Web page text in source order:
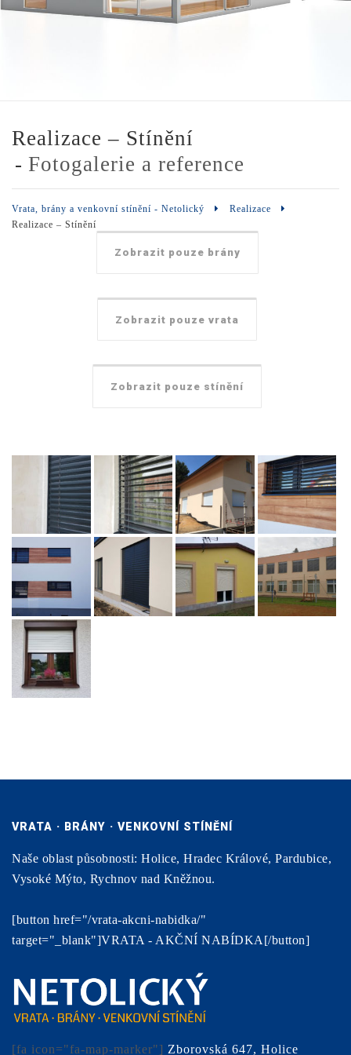
Realizace – Stínění
Fotogalerie a reference
Vrata, brány a venkovní stínění - Netolický
Realizace
Realizace – Stínění
Zobrazit pouze brány
Zobrazit pouze vrata
Zobrazit pouze stínění
VRATA · BRÁNY · VENKOVNÍ STÍNĚNÍ
Naše oblast působnosti: Holice, Hradec Králové, Pardubice,
Vysoké Mýto, Rychnov nad Kněžnou.
[button href="/vrata-akcni-nabidka/"
target="_blank"]VRATA - AKČNÍ NABÍDKA[/button]
[fa icon="fa-map-marker"] Zborovská 647, Holice